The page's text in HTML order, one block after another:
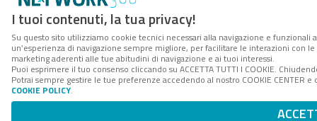
I tuoi contenuti, la tua privacy!
Su questo sito utilizziamo cookie tecnici necessari alla navigazione e
un’esperienza di navigazione sempre migliore, per facilitare le interazioni con
marketing aderenti alle tue abitudini di navigazione e ai tuoi interessi.
Puoi esprimere il tuo consenso cliccando su ACCETTA TUTTI I COOKIE.
Potrai sempre gestire le tue preferenze accedendo al nostro COOKIE
COOKIE POLICY.